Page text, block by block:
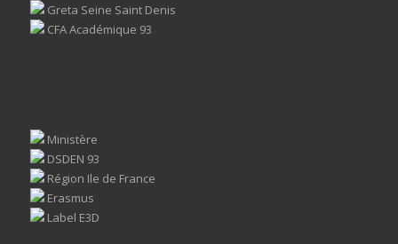
Greta Seine Saint Denis
CFA Académique 93
Ministère
DSDEN 93
Région Ile de France
Erasmus
Label E3D